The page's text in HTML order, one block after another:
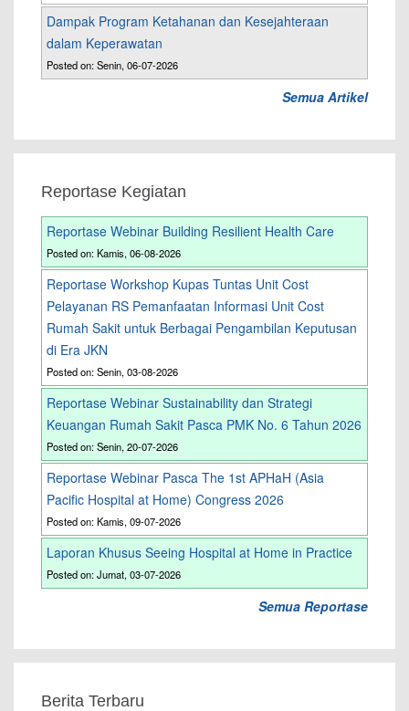
Dampak Program Ketahanan dan Kesejahteraan
dalam Keperawatan
Posted on: Senin, 06-07-2026
Semua Artikel
Reportase Kegiatan
Reportase Webinar Building Resilient Health Care
Posted on: Kamis, 06-08-2026
Reportase Workshop Kupas Tuntas Unit Cost
Pelayanan RS Pemanfaatan Informasi Unit Cost
Rumah Sakit untuk Berbagai Pengambilan Keputusan
di Era JKN
Posted on: Senin, 03-08-2026
Reportase Webinar Sustainability dan Strategi
Keuangan Rumah Sakit Pasca PMK No. 6 Tahun 2026
Posted on: Senin, 20-07-2026
Reportase Webinar Pasca The 1st APHaH (Asia
Pacific Hospital at Home) Congress 2026
Posted on: Kamis, 09-07-2026
Laporan Khusus Seeing Hospital at Home in Practice
Posted on: Jumat, 03-07-2026
Semua Reportase
Berita Terbaru